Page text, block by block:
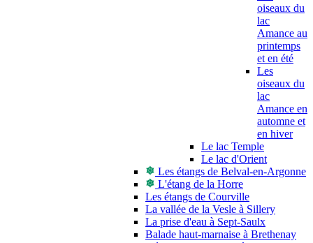
oiseaux du
lac
Amance au
printemps
et en été
Les
oiseaux du
lac
Amance en
automne et
en hiver
Le lac Temple
Le lac d'Orient
Les étangs de Belval-en-Argonne
L'étang de la Horre
Les étangs de Courville
La vallée de la Vesle à Sillery
La prise d'eau à Sept-Saulx
Balade haut-marnaise à Brethenay